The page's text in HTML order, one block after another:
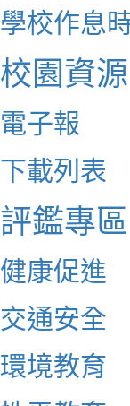
學校作息
校園資源
電子報
下載列表
評鑑專區
健康促進
交通安全
環境教育